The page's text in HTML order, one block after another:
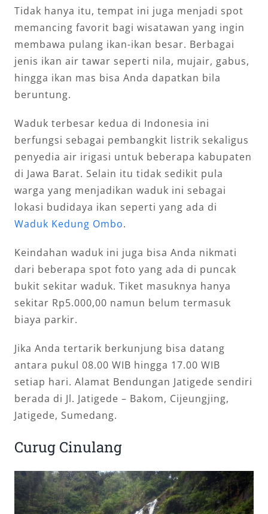
Tidak hanya itu, tempat ini juga menjadi spot
memancing favorit bagi wisatawan yang ingin
membawa pulang ikan-ikan besar. Berbagai
jenis ikan air tawar seperti nila, mujair, gabus,
hingga ikan mas bisa Anda dapatkan bila
beruntung.
Waduk terbesar kedua di Indonesia ini
berfungsi sebagai pembangkit listrik sekaligus
penyedia air irigasi untuk beberapa kabupaten
di Jawa Barat. Selain itu tidak sedikit pula
warga yang menjadikan waduk ini sebagai
lokasi budidaya ikan seperti yang ada di
Waduk Kedung Ombo.
Keindahan waduk ini juga bisa Anda nikmati
dari beberapa spot foto yang ada di puncak
bukit sekitar waduk. Tiket masuknya hanya
sekitar Rp5.000,00 namun belum termasuk
biaya parkir.
Jika Anda tertarik berkunjung bisa datang
antara pukul 08.00 WIB hingga 17.00 WIB
setiap hari. Alamat Bendungan Jatigede sendiri
berada di Jl. Jatigede – Bakom, Cijeungjing,
Jatigede, Sumedang.
Curug Cinulang